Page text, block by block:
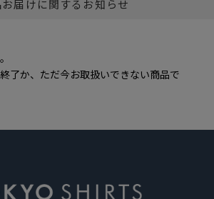
届けに関するお知らせ
了か、ただ今お取扱いできない商品で